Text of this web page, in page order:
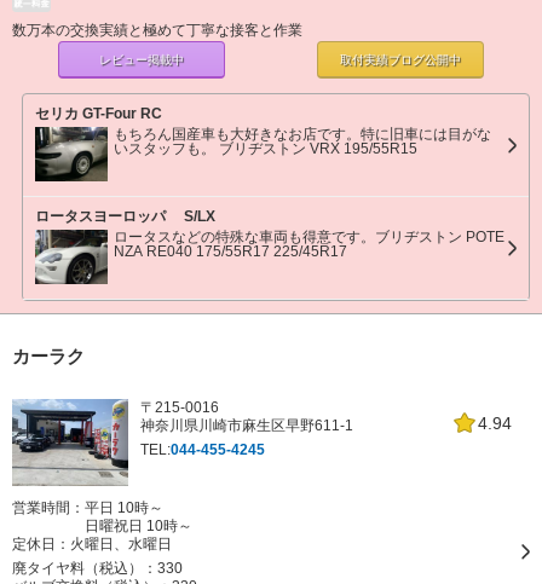
数万本の交換実績と極めて丁寧な接客と作業
レビュー掲載中 取付実績ブログ公開中
セリカ GT-Four RC
もちろん国産車も大好きなお店です。特に旧車には目がな
いスタッフも。 ブリヂストン VRX 195/55R15
ロータスヨーロッパ S/LX
ロータスなどの特殊な車両も得意です。ブリヂストン POTE
NZA RE040 175/55R17 225/45R17
カーラク
4.94
〒215-0016
神奈川県川崎市麻生区早野611-1
TEL:044-455-4245
営業時間：平日 10時～
日曜祝日 10時～
定休日： 火曜日、水曜日
廃タイヤ料（税込）： 330